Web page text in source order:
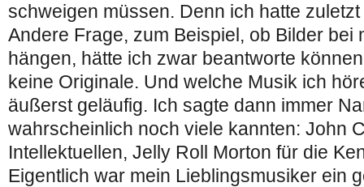
schweigen müssen. Denn ich hatte
Andere Frage, zum Beispiel, ob Bilder bei
hängen, hätte ich zwar beantworte
keine Originale. Und welche Musik ich
äußerst geläufig. Ich sagte dann immer
wahrscheinlich noch viele kannten: John
Intellektuellen, Jelly Roll Morton für die
Eigentlich war mein Lieblingsmusiker ein